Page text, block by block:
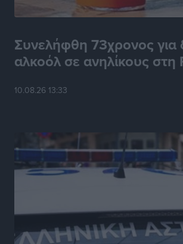
Συνελήφθη 73χρονος για
αλκοόλ σε ανηλίκους στη
10.08.26 13:33